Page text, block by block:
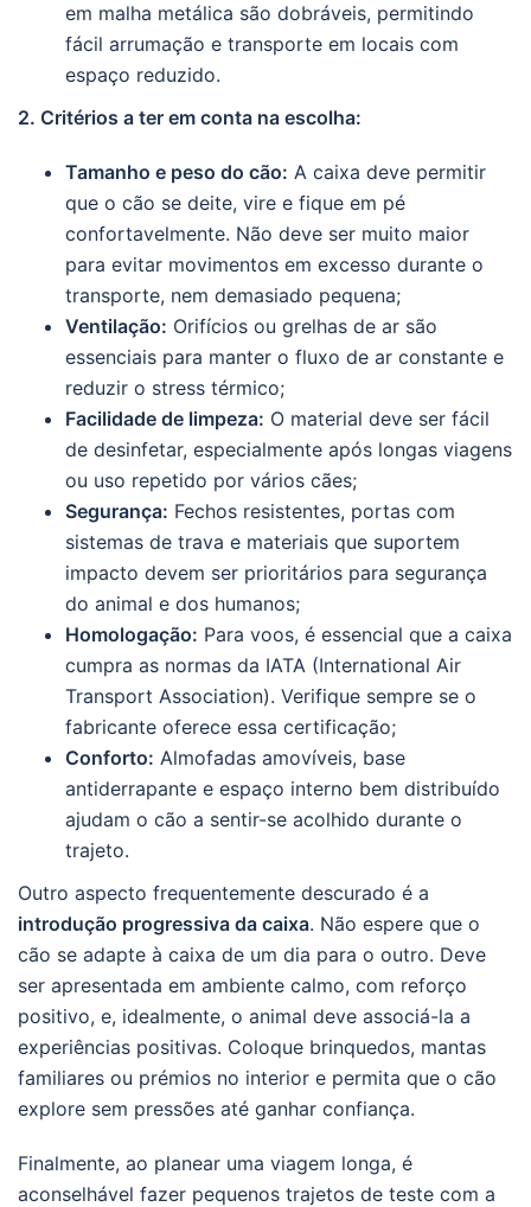
em malha metálica são dobráveis, permitindo
fácil arrumação e transporte em locais com
espaço reduzido.
2. Critérios a ter em conta na escolha:
Tamanho e peso do cão: A caixa deve permitir
que o cão se deite, vire e fique em pé
confortavelmente. Não deve ser muito maior
para evitar movimentos em excesso durante o
transporte, nem demasiado pequena;
Ventilação: Orifícios ou grelhas de ar são
essenciais para manter o fluxo de ar constante e
reduzir o stress térmico;
Facilidade de limpeza: O material deve ser fácil
de desinfetar, especialmente após longas viagens
ou uso repetido por vários cães;
Segurança: Fechos resistentes, portas com
sistemas de trava e materiais que suportem
impacto devem ser prioritários para segurança
do animal e dos humanos;
Homologação: Para voos, é essencial que a caixa
cumpra as normas da IATA (International Air
Transport Association). Verifique sempre se o
fabricante oferece essa certificação;
Conforto: Almofadas amovíveis, base
antiderrapante e espaço interno bem distribuído
ajudam o cão a sentir-se acolhido durante o
trajeto.
Outro aspecto frequentemente descurado é a
introdução progressiva da caixa. Não espere que o
cão se adapte à caixa de um dia para o outro. Deve
ser apresentada em ambiente calmo, com reforço
positivo, e, idealmente, o animal deve associá-la a
experiências positivas. Coloque brinquedos, mantas
familiares ou prémios no interior e permita que o cão
explore sem pressões até ganhar confiança.
Finalmente, ao planear uma viagem longa, é
aconselhável fazer pequenos trajetos de teste com a